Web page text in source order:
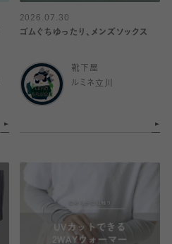
2026.07.30
ゴムぐちゆったり、メンズソックス
靴下屋
ルミネ立川